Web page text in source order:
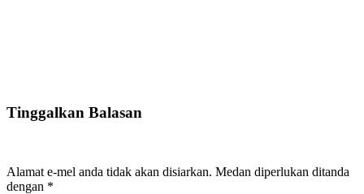
Tinggalkan Balasan
Alamat e-mel anda tidak akan disiarkan. Medan diperlukan ditanda
dengan *